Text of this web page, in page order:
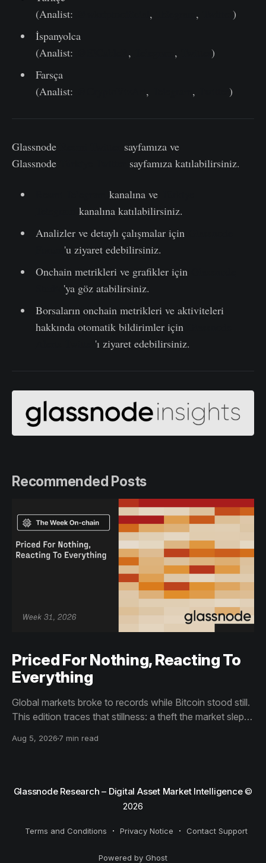
(Analist:
, ,
)
İspanyolca
(Analist:
, ,
)
Farsça
(Analist:
, , )
Glassnode
sayfamıza ve
Glassnode
sayfamıza katılabilirsiniz.
kanalına ve
kanalına katılabilirsiniz.
Analizler ve detaylı çalışmalar için
'u ziyaret edebilirsiniz.
Onchain metrikleri ve grafikler için
'ya göz atabilirsiniz.
Borsaların onchain metrikleri ve aktiviteleri
hakkında otomatik bildirimler için
'ı ziyaret edebilirsiniz.
Recommended Posts
Priced For Nothing, Reacting To
Everything
Global markets broke to records while Bitcoin stood still.
This edition traces that stillness: a theft the market slept
than capitulation, and an options market priced for
Aug 5, 2026 7 min read
Glassnode Research – Digital Asset Market Intelligence©
2026
Terms and Conditions Privacy Notice Contact Support
Powered by Ghost